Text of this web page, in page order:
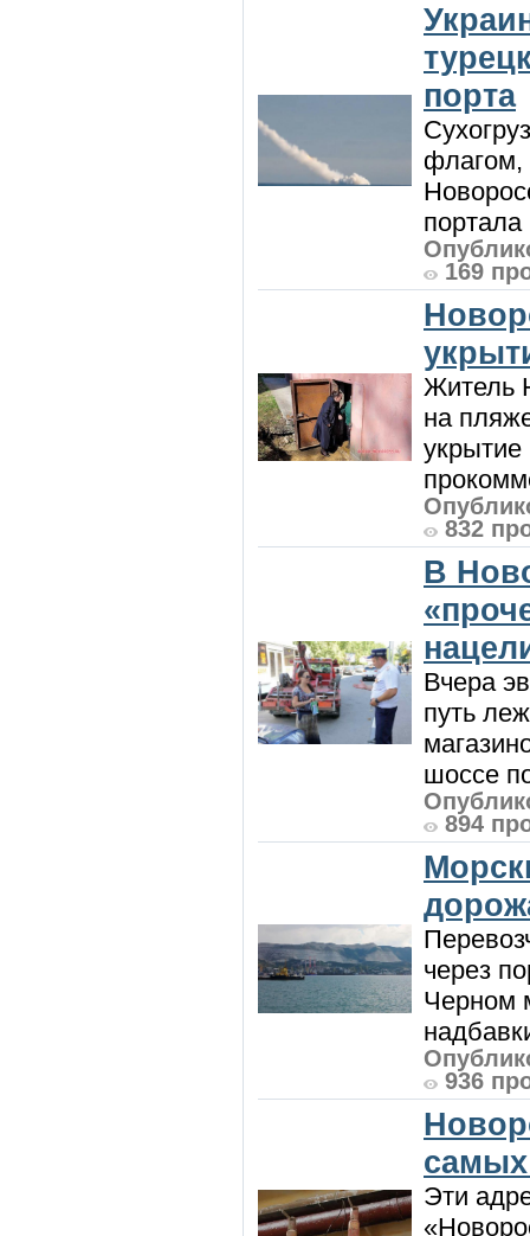
порта
флагом,
169
Житель
на
832
В
Вчера
путь
шоссе
894
через
Черном
936
Эти